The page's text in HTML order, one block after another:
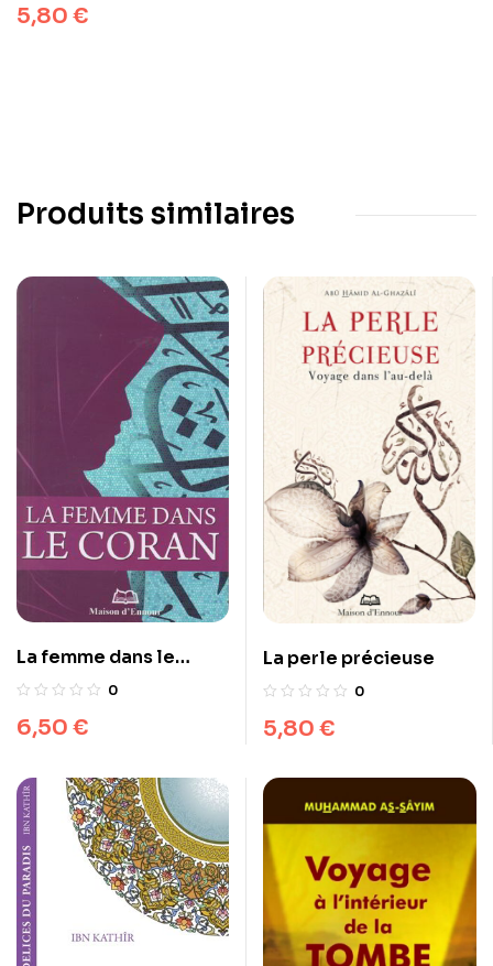
5,80 €
Produits similaires
La femme dans le
Coran
0
6,50 €
La perle précieuse
0
5,80 €